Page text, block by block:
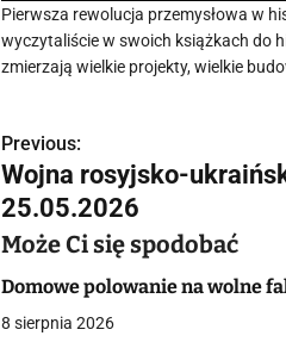
Pierwsza rewolucja przemysłowa w
wyczytaliście w swoich książkach do
zmierzają wielkie projekty, wielkie
N
a
w
i
g
Previous:
Wojna rosyjsko-
25.05.2026
Może Ci się spodobać
Domowe polowanie na wolne
8 sierpnia 2026